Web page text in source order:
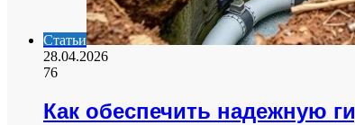
Статьи
28.04.2026
76
Как обеспечить надежную